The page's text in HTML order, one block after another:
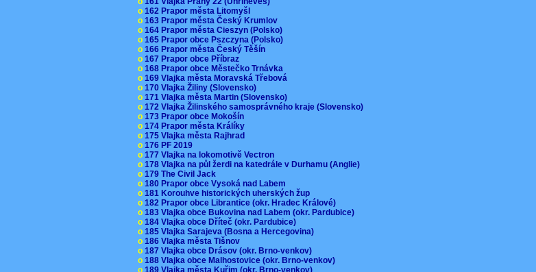
o 162 Prapor města Litomyšl
o 163 Prapor města Český Krumlov
o 164 Prapor města Cieszyn (Polsko)
o 165 Prapor obce Pszczyna (Polsko)
o 166 Prapor města Český Těšín
o 167 Prapor obce Příbraz
o 168 Prapor obce Městečko Trnávka
o 169 Vlajka města Moravská Třebová
o 170 Vlajka Žiliny (Slovensko)
o 171 Vlajka města Martin (Slovensko)
o 172 Vlajka Žilinského samosprávného kraje (Slovensko)
o 173 Prapor obce Mokošín
o 174 Prapor města Králíky
o 175 Vlajka města Rajhrad
o 176 PF 2019
o 177 Vlajka na lokomotivě Vectron
o 178 Vlajka na půl žerdi na katedrále v Durhamu (Anglie)
o 179 The Civil Jack
o 180 Prapor obce Vysoká nad Labem
o 181 Korouhve historických uherských žup
o 182 Prapor obce Librantice (okr. Hradec Králové)
o 183 Vlajka obce Bukovina nad Labem (okr. Pardubice)
o 184 Vlajka obce Dříteč (okr. Pardubice)
o 185 Vlajka Sarajeva (Bosna a Hercegovina)
o 186 Vlajka města Tišnov
o 187 Vlajka obce Drásov (okr. Brno-venkov)
o 188 Vlajka obce Malhostovice (okr. Brno-venkov)
o 189 Vlajka města Kuřim (okr. Brno-venkov)